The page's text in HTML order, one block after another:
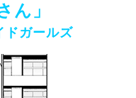
ん」
ドガールズ